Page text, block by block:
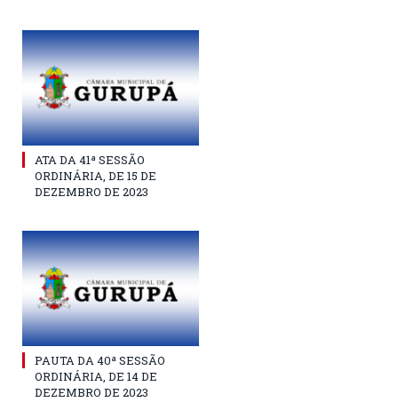
ATA DA 41ª SESSÃO
ORDINÁRIA, DE 15 DE
DEZEMBRO DE 2023
PAUTA DA 40ª SESSÃO
ORDINÁRIA, DE 14 DE
DEZEMBRO DE 2023